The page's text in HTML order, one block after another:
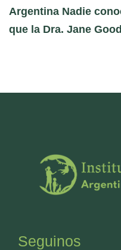
Argentina Nadie
que la Dra. Jane
Seguinos